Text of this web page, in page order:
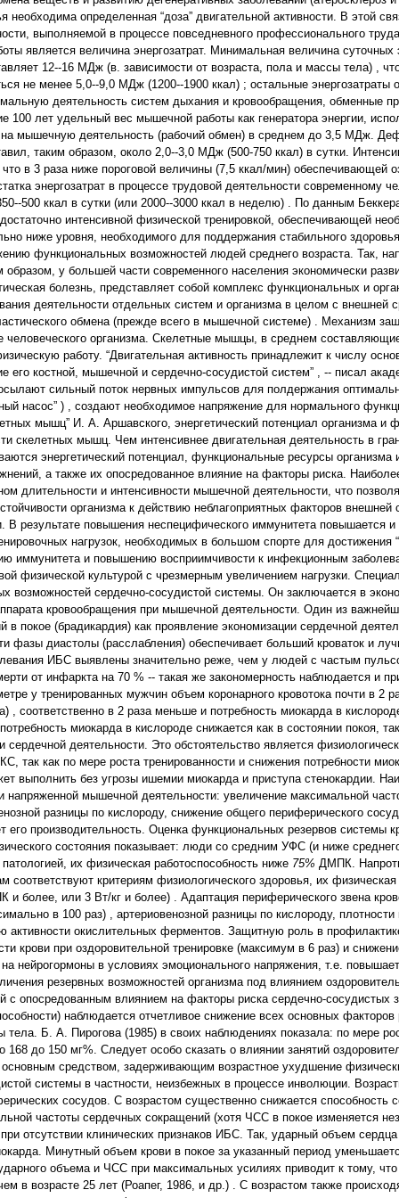
определенная “доза” двигательной активности. В этой
выполняемой в процессе повседневного профессионального
является величина энергозатрат. Минимальная величина суточных
12--16 МДж (в. зависимости от возраста, пола и массы тела) ,
не менее 5,0--9,0 МДж (1200--1900 ккал) ; остальные энергозатраты
деятельность систем дыхания и кровообращения, обменные
100 лет удельный вес мышечной работы как генератора энергии,
мышечную деятельность (рабочий обмен) в среднем до 3,5 МДж.
таким образом, около 2,0--3,0 МДж (500-750 ккал) в сутки.
в 3 раза ниже пороговой величины (7,5 ккал/мин) обеспечивающей
энергозатрат в процессе трудовой деятельности современному
500 ккал в сутки (или 2000--3000 ккал в неделю) . По данным
интенсивной физической тренировкой, обеспечивающей
ниже уровня, необходимого для поддержания стабильного
функциональных возможностей людей среднего возраста. Так,
у большей части современного населения экономически
болезнь, представляет собой комплекс функциональных и
деятельности отдельных систем и организма в целом с внешней
обмена (прежде всего в мышечной системе) . Механизм
человеческого организма. Скелетные мышцы, в среднем
работу. “Двигательная активность принадлежит к числу
его костной, мышечной и сердечно-сосудистой систем” , -- писал
сильный поток нервных импульсов для полдержания
насос” ) , создают необходимое напряжение для нормального
мышц” И. А. Аршавского, энергетический потенциал организма и
скелетных мышц. Чем интенсивнее двигательная деятельность в
энергетический потенциал, функциональные ресурсы организма
а также их опосредованное влияние на факторы риска.
длительности и интенсивности мышечной деятельности, что
организма к действию неблагоприятных факторов внешней
В результате повышения неспецифического иммунитета повышается и
нагрузок, необходимых в большом спорте для достижения
иммунитета и повышению восприимчивости к инфекционным
физической культурой с чрезмерным увеличением нагрузки.
возможностей сердечно-сосудистой системы. Он заключается в
кровообращения при мышечной деятельности. Один из
покое (брадикардия) как проявление экономизации сердечной
фазы диастолы (расслабления) обеспечивает больший кроваток и
ИБС выявлены значительно реже, чем у людей с частым
от инфаркта на 70 % -- такая же закономерность наблюдается и
у тренированных мужчин объем коронарного кровотока почти в 2
, соответственно в 2 раза меньше и потребность миокарда в
миокарда в кислороде снижается как в состоянии покоя,
деятельности. Это обстоятельство является
так как по мере роста тренированности и снижения потребности
выполнить без угрозы ишемии миокарда и приступа стенокардии.
мышечной деятельности: увеличение максимальной
разницы по кислороду, снижение общего периферического
его производительность. Оценка функциональных резервов системы
состояния показывает: люди со средним УФС (и ниже
их физическая работоспособность ниже 75% ДМПК.
критериям физиологического здоровья, их физическая
более, или 3 Вт/кг и более) . Адаптация периферического звена
в 100 раз) , артериовенозной разницы по кислороду, плотности
окислительных ферментов. Защитную роль в
крови при оздоровительной тренировке (максимум в 6 раз) и
нейрогормоны в условиях эмоционального напряжения, т.е.
резервных возможностей организма под влиянием
опосредованным влиянием на факторы риска сердечно-сосудистых
наблюдается отчетливое снижение всех основных
тела. Б. А. Пирогова (1985) в своих наблюдениях показала: по мере
до 150 мг%. Следует особо сказать о влиянии занятий
средством, задерживающим возрастное ухудшение
системы в частности, неизбежных в процессе инволюции.
сосудов. С возрастом существенно снижается способность
частоты сердечных сокращений (хотя ЧСС в покое изменяется
отсутствии клинических признаков ИБС. Так, ударный объем
Минутный объем крови в покое за указанный период
объема и ЧСС при максимальных усилиях приводит к тому,
в возрасте 25 лет (Роапег, 1986, и др.) . С возрастом также